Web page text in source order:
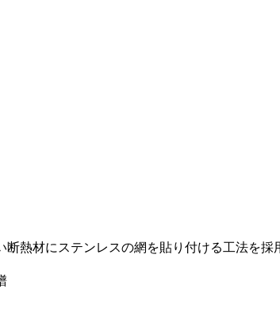
熱材にステンレスの網を貼り付ける工法を採